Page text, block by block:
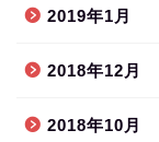
2019年1月
2018年12月
2018年10月